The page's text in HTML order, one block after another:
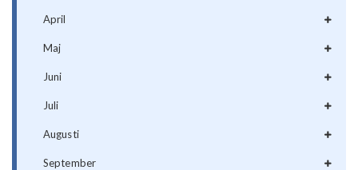
April
Maj
Juni
Juli
Augusti
September